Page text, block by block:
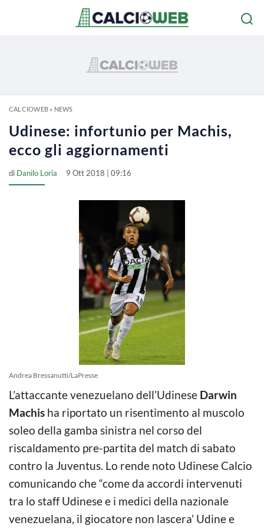
CALCIOWEB» NEWS
Udinese: infortunio per Machis,
ecco gli aggiornamenti
di Danilo Loria 9 Ott 2018 | 09:16
Andrea Bressanutti/LaPresse
L’attaccante venezuelano dell’Udinese Darwin
Machis ha riportato un risentimento al muscolo
soleo della gamba sinistra nel corso del
riscaldamento pre-partita del match di sabato
contro la Juventus. Lo rende noto Udinese Calcio
comunicando che “come da accordi intervenuti
tra lo staff Udinese e i medici della nazionale
venezuelana, il giocatore non lascera’ Udine e